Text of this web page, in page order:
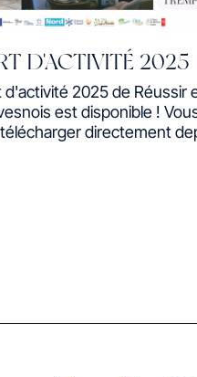
D'ACTIVITÉ 2025
d'activité 2025 de Réussir
est disponible !
directement